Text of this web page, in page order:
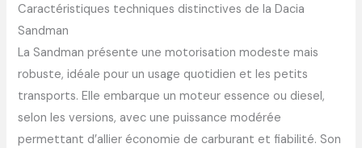
Caractéristiques techniques distinctives de la Dacia
Sandman
La Sandman présente une motorisation modeste mais
robuste, idéale pour un usage quotidien et les petits
transports. Elle embarque un moteur essence ou diesel,
selon les versions, avec une puissance modérée
permettant d’allier économie de carburant et fiabilité. Son